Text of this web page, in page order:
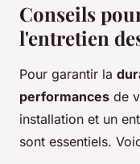
Conseils
l'entretien
Pour garantir la
performances de
installation et un
sont essentiels.